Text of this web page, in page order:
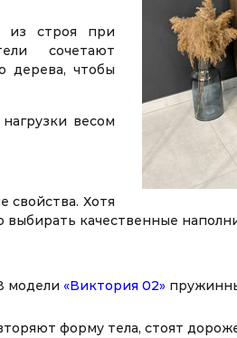
из строя при
сочетают
дерева, чтобы
весом
Хотя
качественные
модели «Виктория 02»
форму тела, стоят